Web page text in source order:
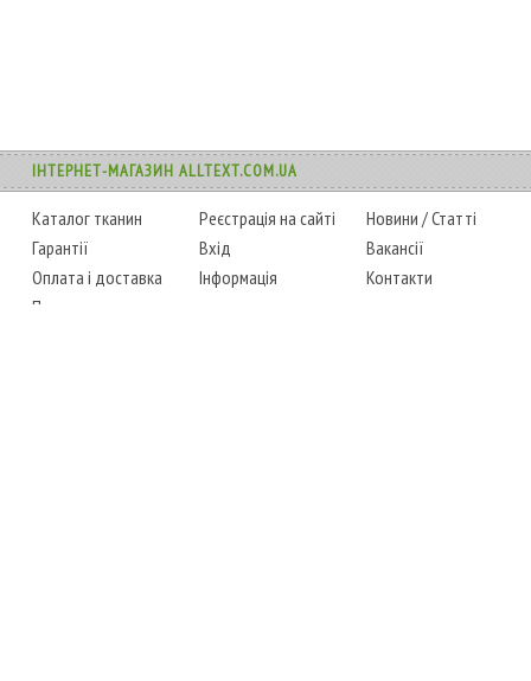
ІНТЕРНЕТ-МАГАЗИН ALLTEXT.COM.UA
Каталог тканин
Гарантії
Оплата і доставка
Повернення товару
Реєстрація на сайті
Вхід
Інформація
Новини /Статті
Вакансії
Контакти